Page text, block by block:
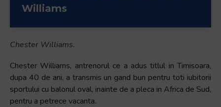
Accessibility
screen
press
"Ctrl
Williams
Chester Williams.
Chester Williams, antrenorul ce a adus titlul in Timisoara,
dupa 40 de ani, a transmis un gand bun pentru toti iubitorii
sportului cu balonul oval, inainte de a pleca in Africa de Sud,
pentru a petrece vacanta.